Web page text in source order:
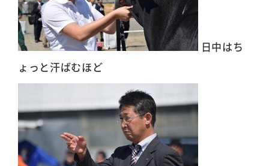
日中はち
ょっと汗ばむほど